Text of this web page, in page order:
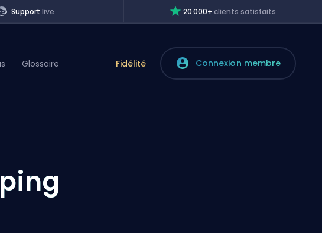
Support live 20 000+clients satisfaits
Glossaire Fidélité Connexion membre